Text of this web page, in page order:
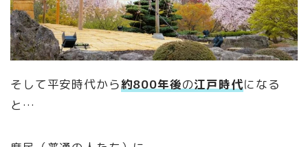
そして平安時代から約800年後の江戸時代になる
と…